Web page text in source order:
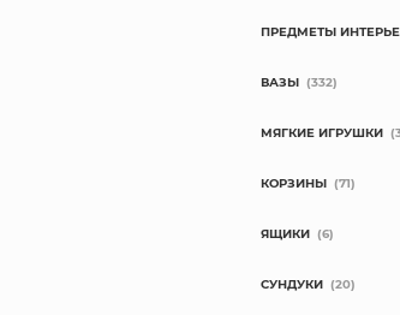
ПРЕДМЕТЫ
ВАЗЫ (332)
МЯГКИЕ ИГРУШКИ
КОРЗИНЫ (71)
ЯЩИКИ (6)
СУНДУКИ (20)